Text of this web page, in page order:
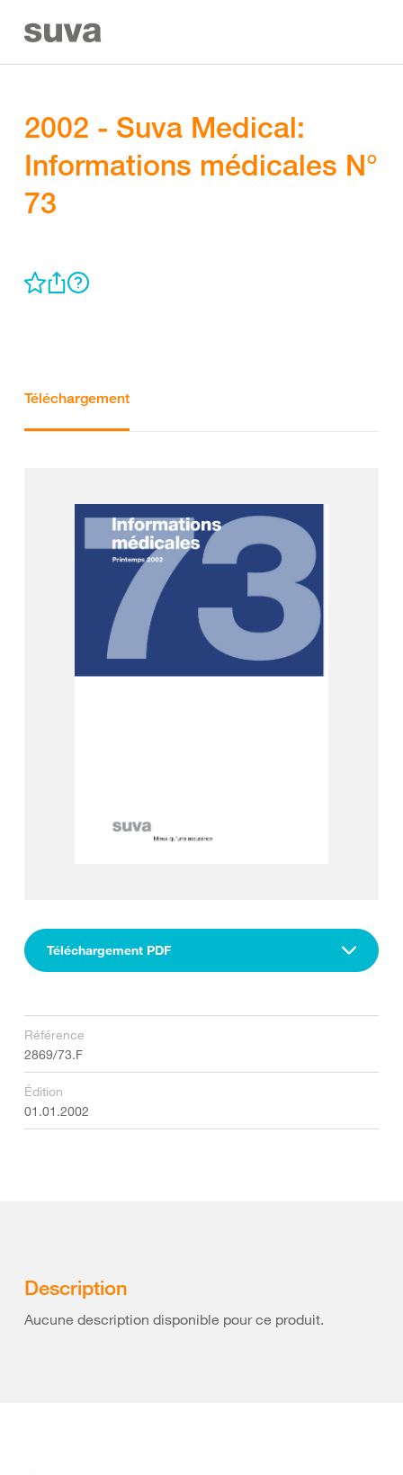
2002 - Suva Medical:
Informations médicales N°
73
Téléchargement
Téléchargement PDF
Référence
2869/73.F
Édition
01.01.2002
Description
Aucune description disponible pour ce produit.